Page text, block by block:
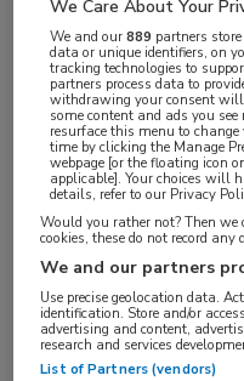
baseert zijn
NICE Guidelines.
Vraag aan
effectief om kinderen
bewegen?
Effectiviteit
Een systematische
effectiviteit van
voorkomen van
We Care About Your
We and our889 partners
data or unique identifiers, on
tracking technologies to
partners process data to
withdrawing your consent will
some content and ads you
resurface this menu to
time by clicking the Manage
webpage [or the floating icon
applicable]. Your choices will
details, refer to our Privacy
Would you rather not? Then
cookies, these do not record
We and our partners
Use precise geolocation data.
identification. Store and/or
advertising and content,
research and services
List of Partners (vendors)